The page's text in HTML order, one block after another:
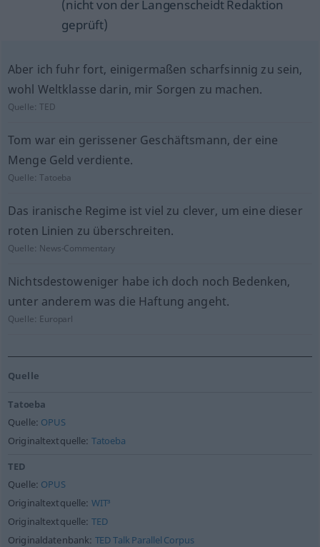
(nicht von der Langenscheidt Redaktion
geprüft)
Aber ich fuhr fort, einigermaßen scharfsinnig zu sein,
wohl Weltklasse darin, mir Sorgen zu machen.
Quelle:TED
Tom war ein gerissener Geschäftsmann, der eine
Menge Geld verdiente.
Quelle:Tatoeba
Das iranische Regime ist viel zu clever, um eine dieser
roten Linien zu überschreiten.
Quelle: News-Commentary
Nichtsdestoweniger habe ich doch noch Bedenken,
unter anderem was die Haftung angeht.
Quelle: Europarl
Quelle
Tatoeba
Quelle: OPUS
Originaltextquelle: Tatoeba
TED
Quelle: OPUS
Originaltextquelle: WIT³
Originaltextquelle: TED
Originaldatenbank: TED Talk Parallel Corpus